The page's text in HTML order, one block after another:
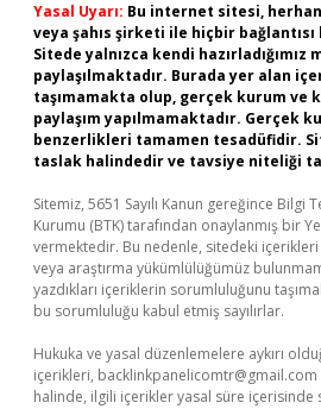
Yasal Uyarı: Bu internet sitesi,
veya şahıs şirketi ile hiçbir
Sitede yalnızca kendi hazırladığımız
paylaşılmaktadır. Burada yer alan
taşımamakta olup, gerçek kurum ve
paylaşım yapılmamaktadır. Gerçek
benzerlikleri tamamen tesadüfidir.
taslak halindedir ve tavsiye niteliği
Sitemiz, 5651 Sayılı Kanun gereğince Bilgi
Kurumu (BTK) tarafından onaylanmış bir
vermektedir. Bu nedenle, sitedeki
veya araştırma yükümlülüğümüz
yazdıkları içeriklerin sorumluluğunu
bu sorumluluğu kabul etmiş sayılırlar.
Hukuka ve yasal düzenlemelere aykırı
içerikleri, backlinkpanelicomtr@gmail.com
halinde, ilgili içerikler yasal süre içerisinde